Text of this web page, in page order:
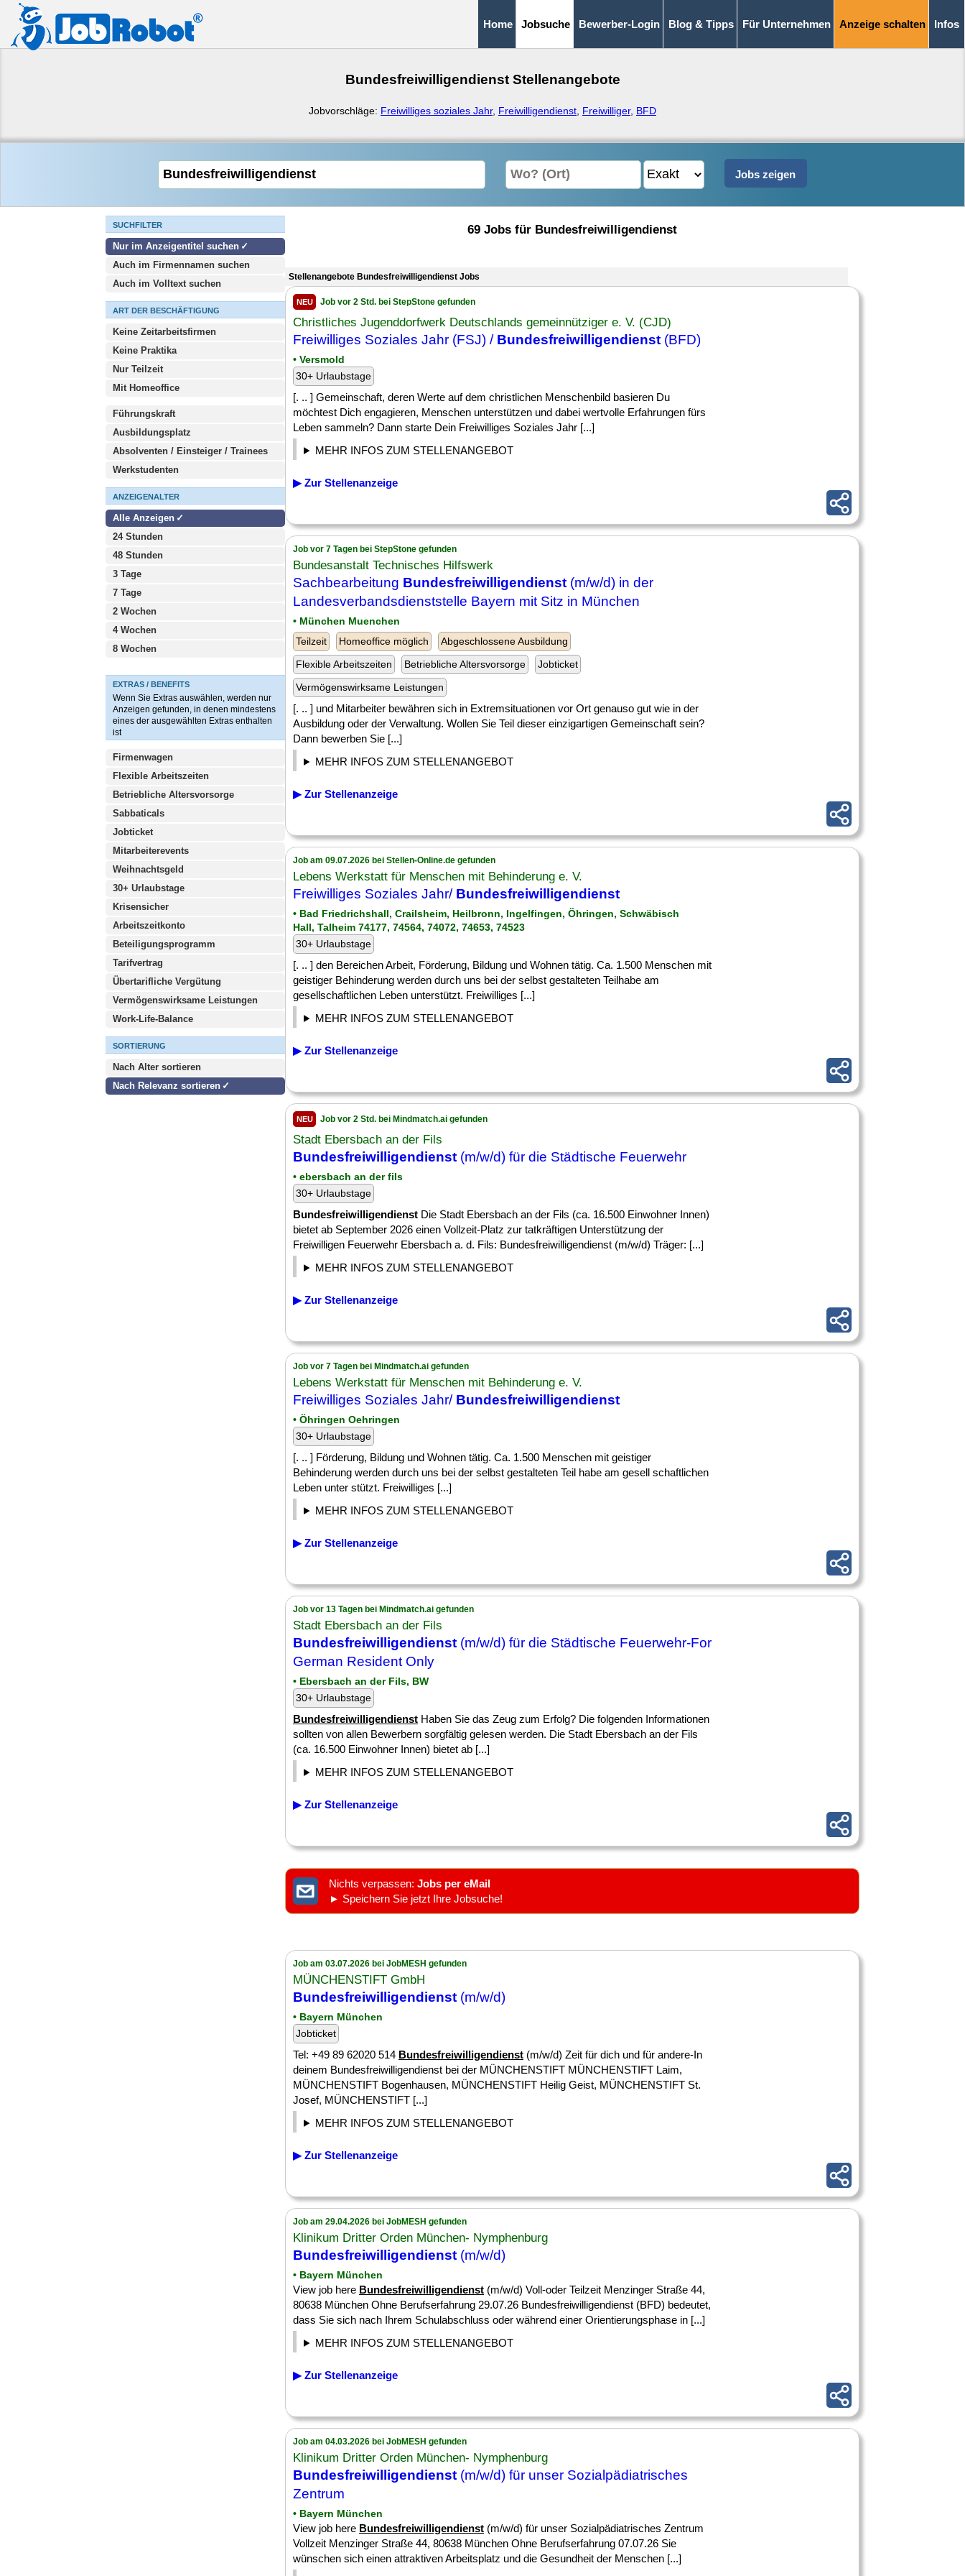
Home Jobsuche Bewerber-Login Blog & Tipps Für Unternehmen Anzeige schalten Infos
Bundesfreiwilligendienst Stellenangebote
Jobvorschläge: Freiwilliges soziales Jahr, Freiwilligendienst Freiwilliger, BFD
SUCHFILTER
Nur im Anzeigentitel suchen
Auch im Firmennamen suchen
Auch im Volltext suchen
ART DER BESCHÄFTIGUNG
Keine Zeitarbeitsfirmen
Keine Praktika
Nur Teilzeit
Mit Homeoffice
Führungskraft
Ausbildungsplatz
Absolventen / Einsteiger / Trainees
Werkstudenten
ANZEIGENALTER
Alle Anzeigen
24 Stunden
48 Stunden
3 Tage
7 Tage
2 Wochen
4 Wochen
8 Wochen
EXTRAS / BENEFITS
Wenn Sie Extras auswählen, werden nur
Anzeigen gefunden, in denen mindestens
eines der ausgewählten Extras enthalten
ist
Firmenwagen
Flexible Arbeitszeiten
Betriebliche Altersvorsorge
Sabbaticals
Jobticket
Mitarbeiterevents
Weihnachtsgeld
30+ Urlaubstage
Krisensicher
Arbeitszeitkonto
Beteiligungsprogramm
Tarifvertrag
Übertarifliche Vergütung
Vermögenswirksame Leistungen
Work-Life-Balance
SORTIERUNG
Nach Alter sortieren
Nach Relevanz sortieren
69 Jobs für Bundesfreiwilligendienst
Stellenangebote Bundesfreiwilligendienst Jobs
NEU Job vor 2 Std. bei StepStone gefunden
Christliches Jugenddorfwerk Deutschlands gemeinnütziger e. V. (CJD)
Freiwilliges Soziales Jahr (FSJ) / Bundesfreiwilligendienst (BFD)
• Versmold
30+ Urlaubstage
[. .. ] Gemeinschaft, deren Werte auf dem christlichen Menschenbild basieren Du
möchtest Dich engagieren, Menschen unterstützen und dabei wertvolle Erfahrungen fürs
Leben sammeln? Dann starte Dein Freiwilliges Soziales Jahr [...]
MEHR INFOS ZUM STELLENANGEBOT
▶ Zur Stellenanzeige
Job vor 7 Tagen bei StepStone gefunden
Bundesanstalt Technisches Hilfswerk
Sachbearbeitung Bundesfreiwilligendienst (m/w/d) in der
Landesverbandsdienststelle Bayern mit Sitz in München
• München Muenchen
Teilzeit
Homeoffice möglich
Abgeschlossene Ausbildung
Flexible Arbeitszeiten
Betriebliche Altersvorsorge
Jobticket
Vermögenswirksame Leistungen
[. .. ] und Mitarbeiter bewähren sich in Extremsituationen vor Ort genauso gut wie in der
Ausbildung oder der Verwaltung. Wollen Sie Teil dieser einzigartigen Gemeinschaft sein?
Dann bewerben Sie [...]
MEHR INFOS ZUM STELLENANGEBOT
▶ Zur Stellenanzeige
Job am 09.07.2026 bei Stellen-Online.de gefunden
Lebens Werkstatt für Menschen mit Behinderung e. V.
Freiwilliges Soziales Jahr/ Bundesfreiwilligendienst
• Bad Friedrichshall, Crailsheim, Heilbronn, Ingelfingen, Öhringen, Schwäbisch
Hall, Talheim 74177, 74564, 74072, 74653, 74523
30+ Urlaubstage
[. .. ] den Bereichen Arbeit, Förderung, Bildung und Wohnen tätig. Ca. 1.500 Menschen mit
geistiger Behinderung werden durch uns bei der selbst gestalteten Teilhabe am
gesellschaftlichen Leben unterstützt. Freiwilliges [...]
MEHR INFOS ZUM STELLENANGEBOT
▶ Zur Stellenanzeige
NEU Job vor 2 Std. bei Mindmatch.ai gefunden
Stadt Ebersbach an der Fils
Bundesfreiwilligendienst (m/w/d) für die Städtische Feuerwehr
• ebersbach an der fils
30+ Urlaubstage
Bundesfreiwilligendienst Die Stadt Ebersbach an der Fils (ca. 16.500 Einwohner Innen)
bietet ab September 2026 einen Vollzeit-Platz zur tatkräftigen Unterstützung der
Freiwilligen Feuerwehr Ebersbach a. d. Fils: Bundesfreiwilligendienst (m/w/d) Träger: [...]
MEHR INFOS ZUM STELLENANGEBOT
▶ Zur Stellenanzeige
Job vor 7 Tagen bei Mindmatch.ai gefunden
Lebens Werkstatt für Menschen mit Behinderung e. V.
Freiwilliges Soziales Jahr/ Bundesfreiwilligendienst
• Öhringen Oehringen
30+ Urlaubstage
[. .. ] Förderung, Bildung und Wohnen tätig. Ca. 1.500 Menschen mit geistiger
Behinderung werden durch uns bei der selbst gestalteten Teil habe am gesell schaftlichen
Leben unter stützt. Freiwilliges [...]
MEHR INFOS ZUM STELLENANGEBOT
▶ Zur Stellenanzeige
Job vor 13 Tagen bei Mindmatch.ai gefunden
Stadt Ebersbach an der Fils
Bundesfreiwilligendienst (m/w/d) für die Städtische Feuerwehr-For
German Resident Only
• Ebersbach an der Fils, BW
30+ Urlaubstage
Bundesfreiwilligendienst Haben Sie das Zeug zum Erfolg? Die folgenden Informationen
sollten von allen Bewerbern sorgfältig gelesen werden. Die Stadt Ebersbach an der Fils
(ca. 16.500 Einwohner Innen) bietet ab [...]
MEHR INFOS ZUM STELLENANGEBOT
▶ Zur Stellenanzeige
Nichts verpassen: Jobs per eMail
► Speichern Sie jetzt Ihre Jobsuche!
Job am 03.07.2026 bei JobMESH gefunden
MÜNCHENSTIFT GmbH
Bundesfreiwilligendienst (m/w/d)
• Bayern München
Jobticket
Tel: +49 89 62020 514 Bundesfreiwilligendienst (m/w/d) Zeit für dich und für andere-In
deinem Bundesfreiwilligendienst bei der MÜNCHENSTIFT MÜNCHENSTIFT Laim,
MÜNCHENSTIFT Bogenhausen, MÜNCHENSTIFT Heilig Geist, MÜNCHENSTIFT St.
Josef, MÜNCHENSTIFT [...]
MEHR INFOS ZUM STELLENANGEBOT
▶ Zur Stellenanzeige
Job am 29.04.2026 bei JobMESH gefunden
Klinikum Dritter Orden München- Nymphenburg
Bundesfreiwilligendienst (m/w/d)
• Bayern München
View job here Bundesfreiwilligendienst (m/w/d) Voll-oder Teilzeit Menzinger Straße 44,
80638 München Ohne Berufserfahrung 29.07.26 Bundesfreiwilligendienst (BFD) bedeutet,
dass Sie sich nach Ihrem Schulabschluss oder während einer Orientierungsphase in [...]
MEHR INFOS ZUM STELLENANGEBOT
▶ Zur Stellenanzeige
Job am 04.03.2026 bei JobMESH gefunden
Klinikum Dritter Orden München- Nymphenburg
Bundesfreiwilligendienst (m/w/d) für unser Sozialpädiatrisches
Zentrum
• Bayern München
View job here Bundesfreiwilligendienst (m/w/d) für unser Sozialpädiatrisches Zentrum
Vollzeit Menzinger Straße 44, 80638 München Ohne Berufserfahrung 07.07.26 Sie
wünschen sich einen attraktiven Arbeitsplatz und die Gesundheit der Menschen [...]